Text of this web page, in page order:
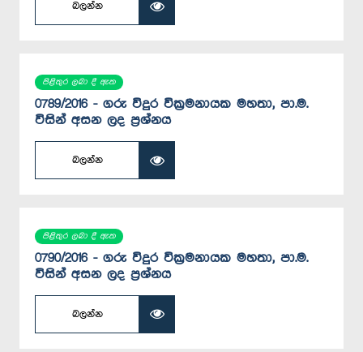
බලන්න
පිළිතුර ලබා දී ඇත
0789/2016 - ගරු විදුර වික්‍රමනායක මහතා, පා.ම.
විසින් අසන ලද ප්‍රශ්නය
බලන්න
පිළිතුර ලබා දී ඇත
0790/2016 - ගරු විදුර වික්‍රමනායක මහතා, පා.ම.
විසින් අසන ලද ප්‍රශ්නය
බලන්න